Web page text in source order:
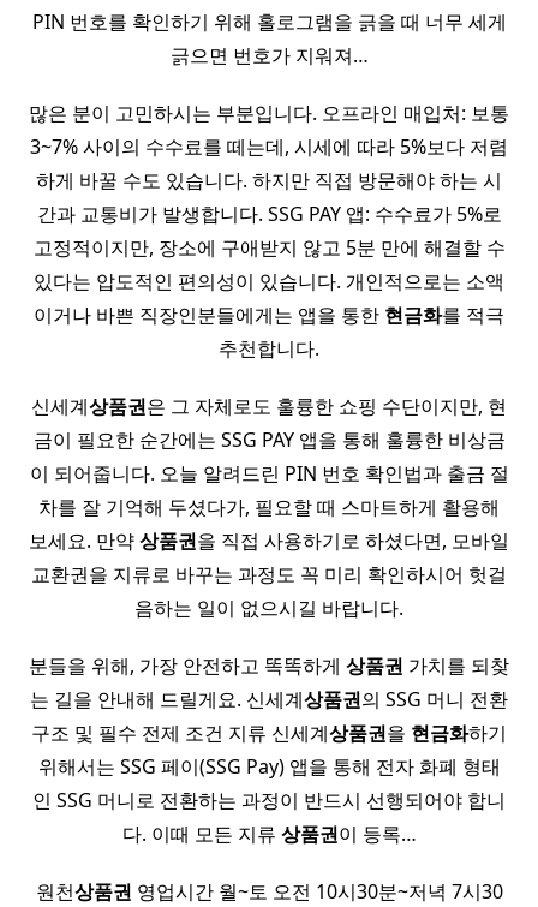
PIN 번호를 확인하기 위해 홀로그램을 긁을 때 너무 세게
긁으면 번호가 지워져…
많은 분이 고민하시는 부분입니다. 오프라인 매입처: 보통
3~7% 사이의 수수료를 떼는데, 시세에 따라 5%보다 저렴
하게 바꿀 수도 있습니다. 하지만 직접 방문해야 하는 시
간과 교통비가 발생합니다. SSG PAY 앱: 수수료가 5%로
고정적이지만, 장소에 구애받지 않고 5분 만에 해결할 수
있다는 압도적인 편의성이 있습니다. 개인적으로는 소액
이거나 바쁜 직장인분들에게는 앱을 통한 현금화를 적극
추천합니다.
신세계상품권은 그 자체로도 훌륭한 쇼핑 수단이지만, 현
금이 필요한 순간에는 SSG PAY 앱을 통해 훌륭한 비상금
이 되어줍니다. 오늘 알려드린 PIN 번호 확인법과 출금 절
차를 잘 기억해 두셨다가, 필요할 때 스마트하게 활용해
보세요. 만약상품권을 직접 사용하기로 하셨다면, 모바일
교환권을 지류로 바꾸는 과정도 꼭 미리 확인하시어 헛걸
음하는 일이 없으시길 바랍니다.
분들을 위해, 가장 안전하고 똑똑하게 상품권 가치를 되찾
는 길을 안내해 드릴게요. 신세계상품권의 SSG 머니 전환
구조 및 필수 전제 조건 지류 신세계상품권을 현금화하기
위해서는 SSG 페이(SSG Pay) 앱을 통해 전자 화폐 형태
인 SSG 머니로 전환하는 과정이 반드시 선행되어야 합니
다. 이때 모든 지류 상품권이 등록…
원천상품권 영업시간 월~토 오전 10시30분~저녁 7시30